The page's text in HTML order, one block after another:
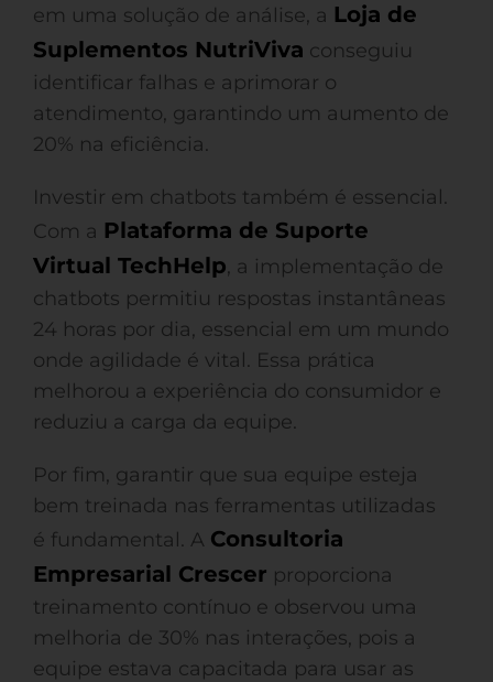
em uma solução de análise, a Loja de
Suplementos NutriViva conseguiu
identificar falhas e aprimorar o
atendimento, garantindo um aumento de
20% na eficiência.
Investir em chatbots também é essencial.
Com a Plataforma de Suporte
Virtual TechHelp, a implementação de
chatbots permitiu respostas instantâneas
24 horas por dia, essencial em um mundo
onde agilidade é vital. Essa prática
melhorou a experiência do consumidor e
reduziu a carga da equipe.
Por fim, garantir que sua equipe esteja
bem treinada nas ferramentas utilizadas
é fundamental. A Consultoria
Empresarial Crescer proporciona
treinamento contínuo e observou uma
melhoria de 30% nas interações, pois a
equipe estava capacitada para usar as